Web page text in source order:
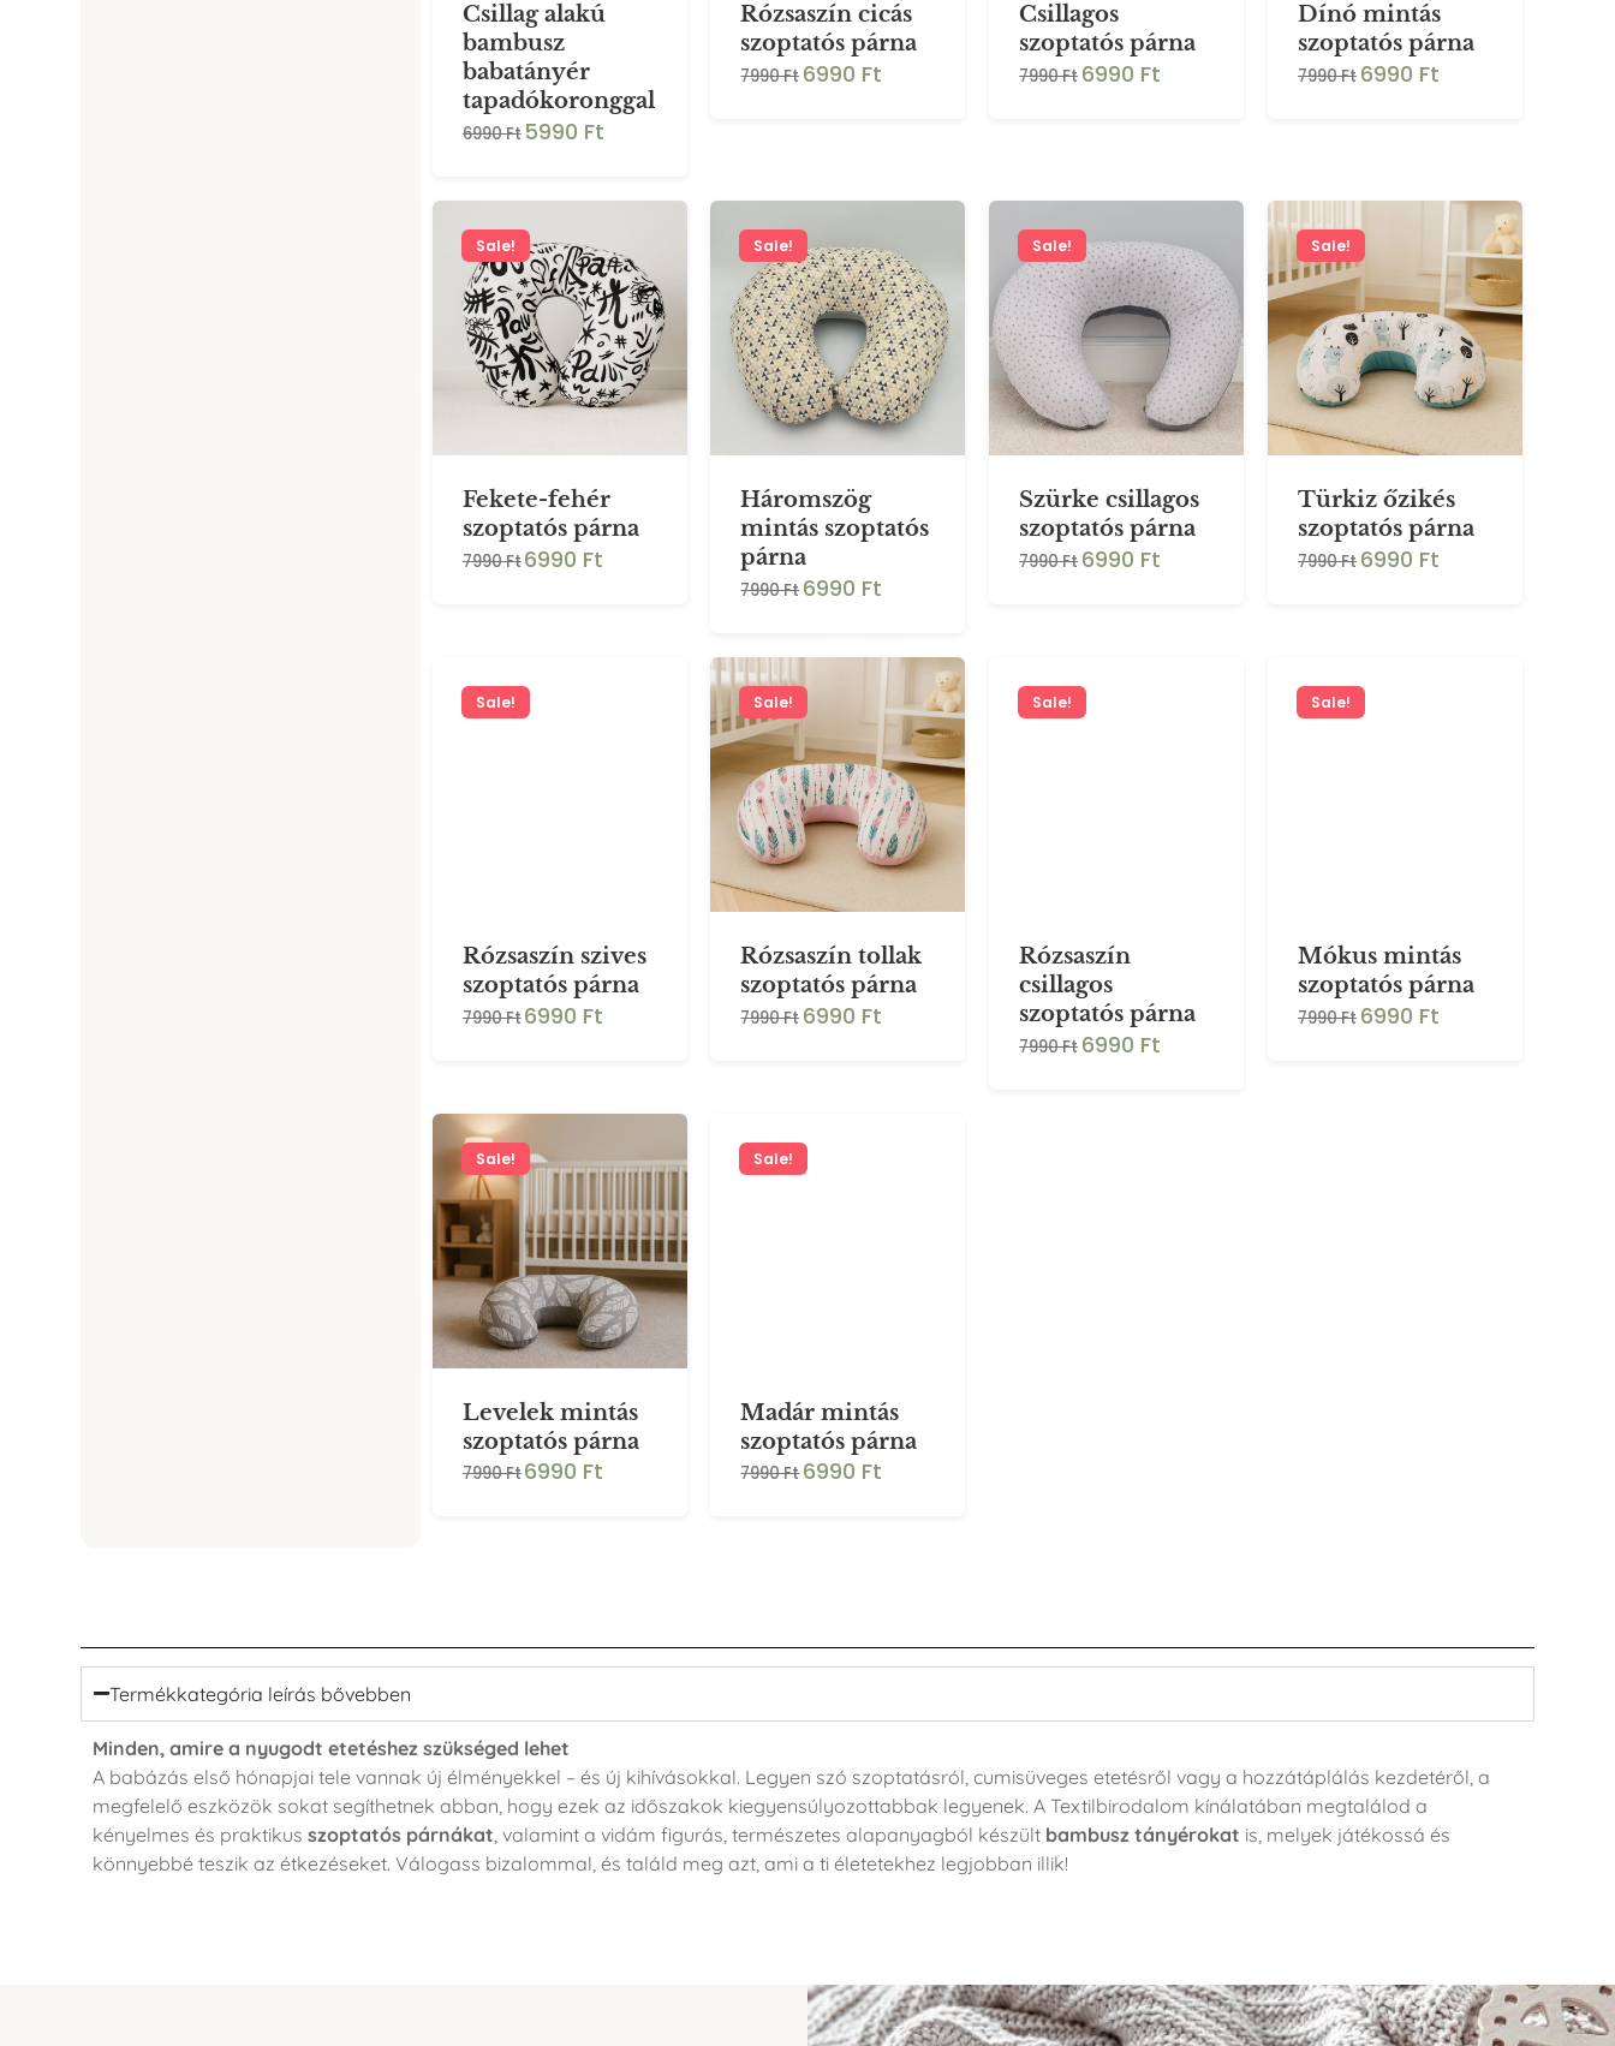
Csillag alakú
bambusz
babatányér
tapadókoronggal
6990 Ft 5990 Ft
Rózsaszín cicás
szoptatós párna
7990 Ft 6990 Ft
Csillagos
szoptatós párna
7990 Ft 6990 Ft
Dínó mintás
szoptatós párna
7990 Ft 6990 Ft
Sale!
Fekete-fehér
szoptatós párna
7990 Ft6990 Ft
Sale!
Háromszög
mintás szoptatós
párna
7990 Ft 6990 Ft
Sale!
Szürke csillagos
szoptatós párna
7990 Ft 6990 Ft
Sale!
Türkiz őzikés
szoptatós párna
7990 Ft 6990 Ft
Sale!
Rózsaszín szives
szoptatós párna
7990 Ft6990 Ft
Sale!
Rózsaszín tollak
szoptatós párna
7990 Ft 6990 Ft
Sale!
Rózsaszín
csillagos
szoptatós párna
7990 Ft 6990 Ft
Sale!
Mókus mintás
szoptatós párna
7990 Ft 6990 Ft
Sale!
Levelek mintás
szoptatós párna
7990 Ft6990 Ft
Sale!
Madár mintás
szoptatós párna
7990 Ft 6990 Ft
Termékkategória leírás bővebben
Minden, amire a nyugodt etetéshez szükséged lehet
A babázás első hónapjai tele vannak új élményekkel – és új kihívásokkal. Legyen szó szoptatásról, cumisüveges etetésről vagy a hozzátáplálás kezdetéről, a
megfelelő eszközök sokat segíthetnek abban, hogy ezek az időszakok kiegyensúlyozottabbak legyenek. A Textilbirodalom kínálatában megtalálod a
kényelmes és praktikusszoptatós párnákat , valamint a vidám figurás, természetes alapanyagból készült bambusz tányérokat is, melyek játékossá és
könnyebbé teszik az étkezéseket. Válogass bizalommal, és találd meg azt, ami a ti életetekhez legjobban illik!